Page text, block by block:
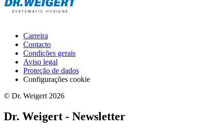
Carreira
Contacto
Condições gerais
Aviso legal
Proteção de dados
Configurações cookie
© Dr. Weigert 2026
Dr. Weigert - Newsletter